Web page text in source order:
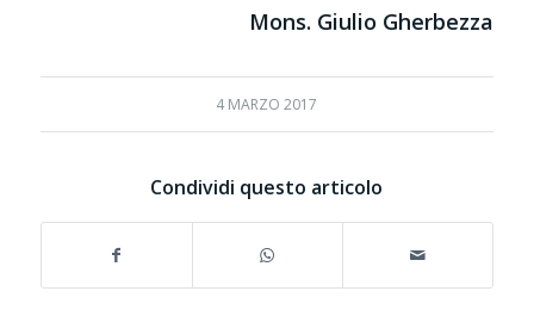
Mons. Giulio Gherbezza
4 MARZO 2017
Condividi questo articolo